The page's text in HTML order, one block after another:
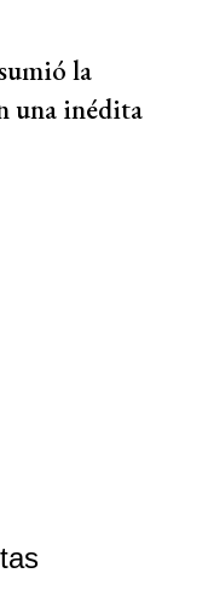
la
una inédita